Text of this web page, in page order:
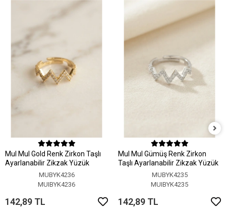
MuI MuI Gold Renk Zirkon Taşlı
Ayarlanabilir Zikzak Yüzük
MUBYK4236
MUIBYK4236
142,89 TL
MuI MuI Gümüş Renk Zirkon
Taşlı Ayarlanabilir Zikzak Yüzük
MUBYK4235
MUIBYK4235
142,89 TL